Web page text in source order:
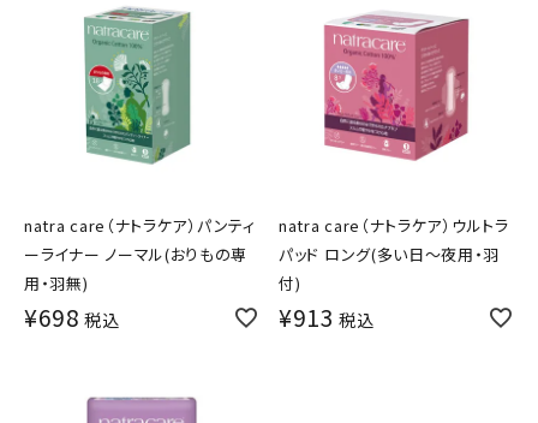
natra care（ナトラケア）パンティ
ーライナー ノーマル(おりもの専
用・羽無)
¥698 税込
natra care（ナトラケア）ウルトラ
パッド ロング(多い日～夜用・羽
付)
¥913 税込